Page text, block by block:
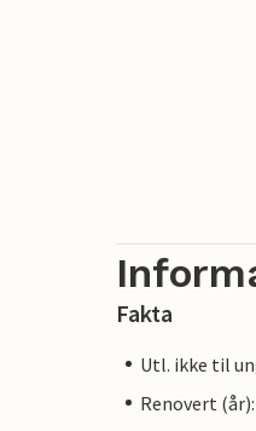
Fakta
Utl. ikke til
Renovert (år):